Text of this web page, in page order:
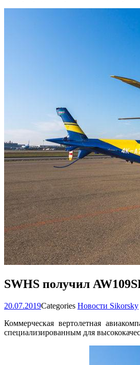
SWHS получил
20.07.2019Categories Новости Sikorsky
Коммерческая вертолетная
специализированным для